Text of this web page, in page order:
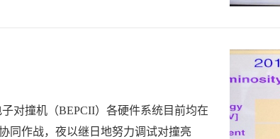
对撞机（BEPCII）各硬件系统目前均在
同作战，夜以继日地努力调试对撞亮